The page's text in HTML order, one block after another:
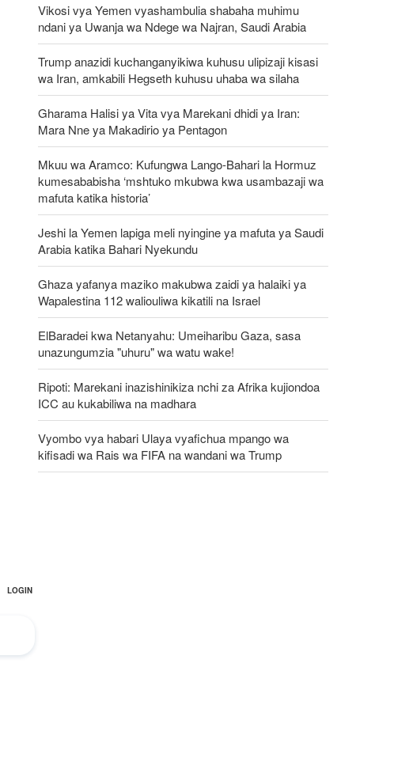
Vikosi vya Yemen vyashambulia shabaha muhimu
ndani ya Uwanja wa Ndege wa Najran, Saudi Arabia
Trump anazidi kuchanganyikiwa kuhusu ulipizaji kisasi
wa Iran, amkabili Hegseth kuhusu uhaba wa silaha
Gharama Halisi ya Vita vya Marekani dhidi ya Iran:
Mara Nne ya Makadirio ya Pentagon
Mkuu wa Aramco: Kufungwa Lango-Bahari la Hormuz
kumesababisha ‘mshtuko mkubwa kwa usambazaji wa
mafuta katika historia’
Jeshi la Yemen lapiga meli nyingine ya mafuta ya Saudi
Arabia katika Bahari Nyekundu
Ghaza yafanya maziko makubwa zaidi ya halaiki ya
Wapalestina 112 waliouliwa kikatili na Israel
ElBaradei kwa Netanyahu: Umeiharibu Gaza, sasa
unazungumzia "uhuru" wa watu wake!
Ripoti: Marekani inazishinikiza nchi za Afrika kujiondoa
ICC au kukabiliwa na madhara
Vyombo vya habari Ulaya vyafichua mpango wa
kifisadi wa Rais wa FIFA na wandani wa Trump